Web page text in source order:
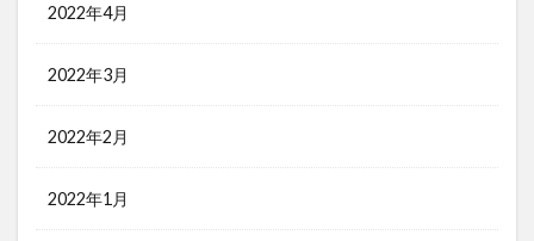
2022年4月
2022年3月
2022年2月
2022年1月